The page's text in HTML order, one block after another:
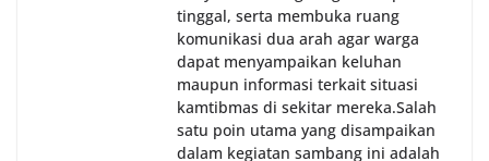
tinggal, serta membuka ruang
komunikasi dua arah agar warga
dapat menyampaikan keluhan
maupun informasi terkait situasi
kamtibmas di sekitar mereka.‎‎‎Salah
satu poin utama yang disampaikan
dalam kegiatan sambang ini adalah